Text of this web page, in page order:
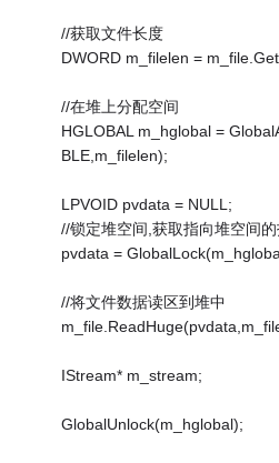
//获取文件长度
DWORD m_filelen =
//在堆上分配空间
HGLOBAL m_hglobal =
BLE,m_filelen);
LPVOID pvdata = NULL;
//锁定堆空间,获取指向堆空间
pvdata =
//将文件数据读区到堆中
IStream* m_stream;
GlobalUnlock(m_hglobal);